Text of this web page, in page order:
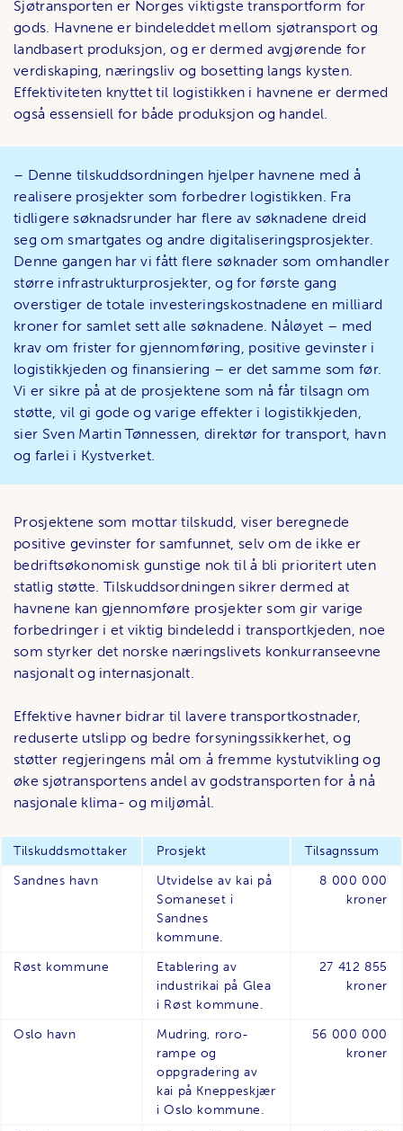
Sjøtransporten er Norges viktigste transportform for
gods. Havnene er bindeleddet mellom sjøtransport og
landbasert produksjon, og er dermed avgjørende for
verdiskaping, næringsliv og bosetting langs kysten.
Effektiviteten knyttet til logistikken i havnene er dermed
også essensiell for både produksjon og handel.
– Denne tilskuddsordningen hjelper havnene med å
realisere prosjekter som forbedrer logistikken. Fra
tidligere søknadsrunder har flere av søknadene dreid
seg om smartgates og andre digitaliseringsprosjekter.
Denne gangen har vi fått flere søknader som omhandler
større infrastrukturprosjekter, og for første gang
overstiger de totale investeringskostnadene en milliard
kroner for samlet sett alle søknadene. Nåløyet – med
krav om frister for gjennomføring, positive gevinster i
logistikkjeden og finansiering – er det samme som før.
Vi er sikre på at de prosjektene som nå får tilsagn om
støtte, vil gi gode og varige effekter i logistikkjeden,
sier Sven Martin Tønnessen, direktør for transport, havn
og farlei i Kystverket.
Prosjektene som mottar tilskudd, viser beregnede
positive gevinster for samfunnet, selv om de ikke er
bedriftsøkonomisk gunstige nok til å bli prioritert uten
statlig støtte. Tilskuddsordningen sikrer dermed at
havnene kan gjennomføre prosjekter som gir varige
forbedringer i et viktig bindeledd i transportkjeden, noe
som styrker det norske næringslivets konkurranseevne
nasjonalt og internasjonalt.
Effektive havner bidrar til lavere transportkostnader,
reduserte utslipp og bedre forsyningssikkerhet, og
støtter regjeringens mål om å fremme kystutvikling og
øke sjøtransportens andel av godstransporten for å nå
nasjonale klima- og miljømål.
Tilskuddsmottaker Prosjekt
Tilsagnssum
Sandnes havn
Utvidelse av kai på
Somaneset i
Sandnes
kommune.
8 000 000
kroner
Røst kommune
Etablering av
industrikai på Glea
i Røst kommune.
27 412 855
kroner
Oslo havn
Mudring, roro-
rampe og
oppgradering av
kai på Kneppeskjær
i Oslo kommune.
56 000 000
kroner